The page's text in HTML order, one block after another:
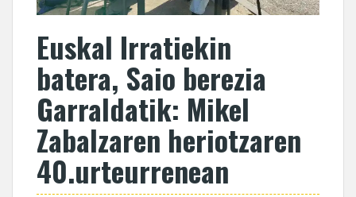
Euskal Irratiekin
batera, Saio berezia
Garraldatik: Mikel
Zabalzaren heriotzaren
40.urteurrenean